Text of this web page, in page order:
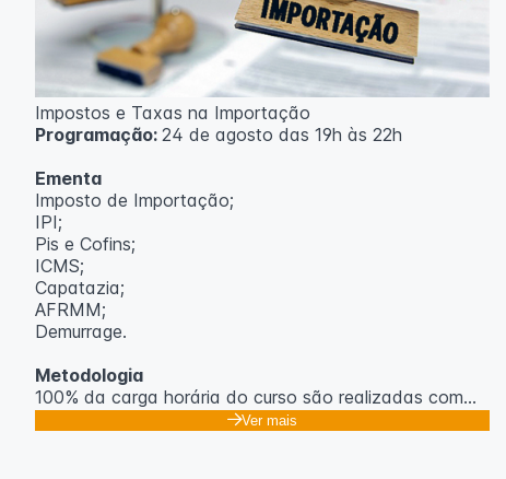
Impostos e Taxas na Importação
Programação: 24 de agosto das 19h às 22h
Ementa
Imposto de Importação;
IPI;
Pis e Cofins;
ICMS;
Capatazia;
AFRMM;
Demurrage.
Metodologia
100% da carga horária do curso são realizadas com
Ver mais